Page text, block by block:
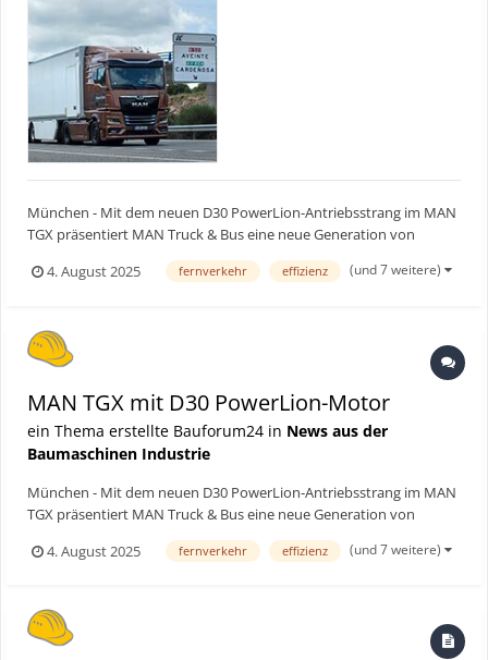
München - Mit dem neuen D30 PowerLion-Antriebsstrang im MAN
TGX präsentiert MAN Truck & Bus eine neue Generation von
Effizienz im Fernverkehr. Im Rahmen einer umfassenden
Pressetestkampagne mit den Testprofis der einschlägigen
4. August 2025 fernverkehr effizienz (und 7 weitere)
MAN TGX mit D30 PowerLion-Motor
ein Thema erstellte Bauforum24 in News aus der
Baumaschinen Industrie
München - Mit dem neuen D30 PowerLion-Antriebsstrang im MAN
TGX präsentiert MAN Truck & Bus eine neue Generation von
Pressetestkampagne mit den Testprofis der einschlägigen
4. August 2025 fernverkehr effizienz (und 7 weitere)